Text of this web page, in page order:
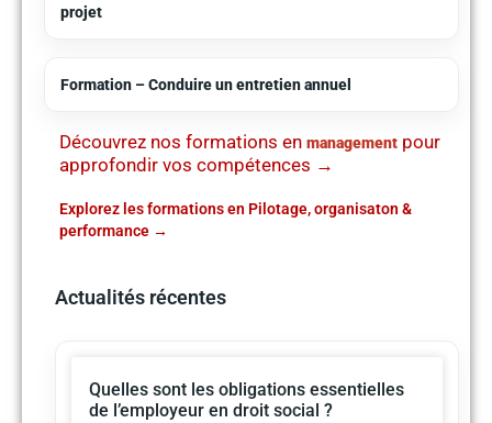
projet
Formation – Conduire un entretien annuel
Découvrez nos formations en management pour
approfondir vos compétences →
Explorez les formations en Pilotage, organisaton &
performance
Actualités récentes
Quelles sont les obligations essentielles
de l’employeur en droit social ?